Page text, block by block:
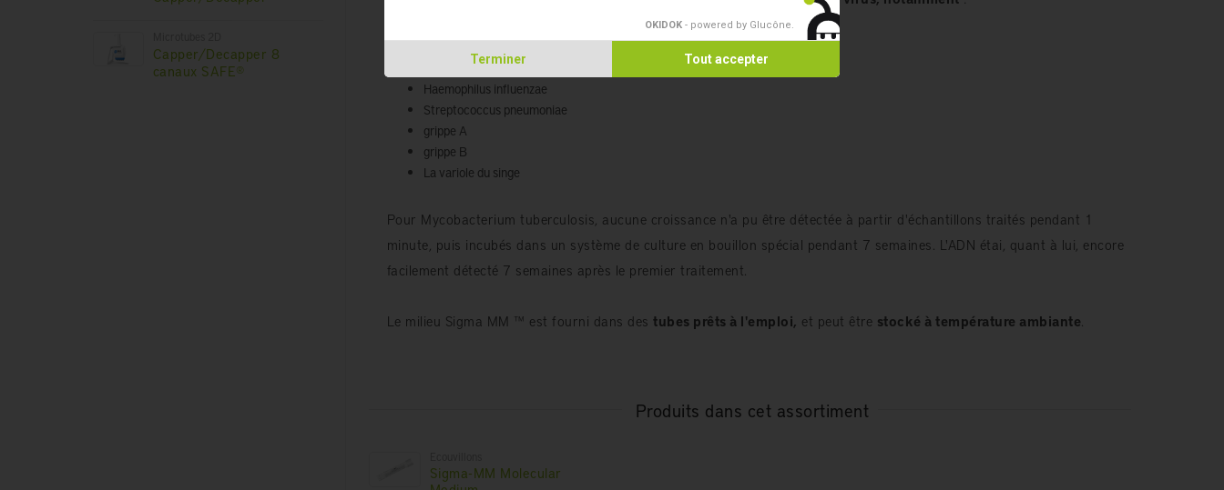
Escherichia coli
Haemophilus influenzae
Streptococcus pneumoniae
grippe A
grippe B
La variole du singe
Pour Mycobacterium tuberculosis, aucune croissance n'a pu être détectée à partir d'échantillons traités pendant 1
minute, puis incubés dans un système de culture en bouillon spécial pendant 7 semaines. L'ADN étai, quant à lui, encore
facilement détecté 7 semaines après le premier traitement.
Le milieu Sigma MM ™ est fourni dans des tubes prêts à l'emploi, et peut être stocké à température ambiante
Produits dans cet assortiment
Sigma-MM Molecular
Capper/Decapper 8
canaux SAFE®
OKIDOK - powered by Glucône.
Terminer Tout accepter